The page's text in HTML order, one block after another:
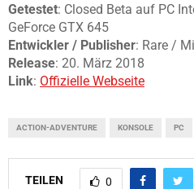
Getestet: Closed Beta auf PC
GeForce GTX 645
Entwickler / Publisher: Rare /
Release: 20. März 2018
Link: Offizielle Webseite
ACTION-ADVENTURE KONSOLE PC
TEILEN 0